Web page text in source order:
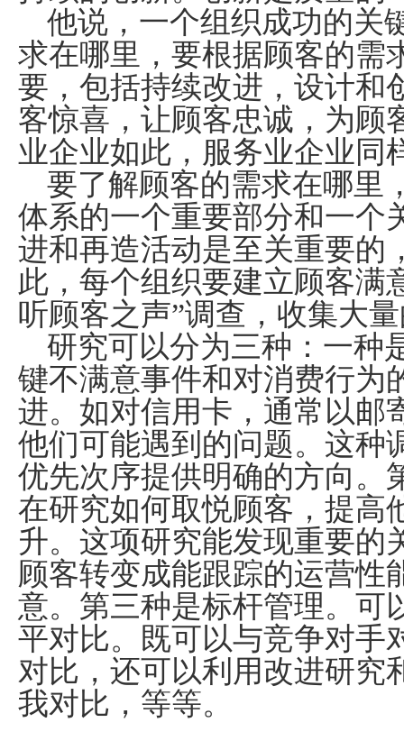
他说，一个组织成功的关
求在哪里，要根据顾客的需
要，包括持续改进，设计和
客惊喜，让顾客忠诚，为顾
业企业如此，服务业企业同
要了解顾客的需求在哪里
体系的一个重要部分和一个
进和再造活动是至关重要的
此，每个组织要建立顾客满
听顾客之声”调查，收集大
研究可以分为三种：一种
键不满意事件和对消费行为
进。如对信用卡，通常以邮
他们可能遇到的问题。这种
优先次序提供明确的方向。
在研究如何取悦顾客，提高
升。这项研究能发现重要的
顾客转变成能跟踪的运营性
意。第三种是标杆管理。可
平对比。既可以与竞争对手
对比，还可以利用改进研究
我对比，等等。